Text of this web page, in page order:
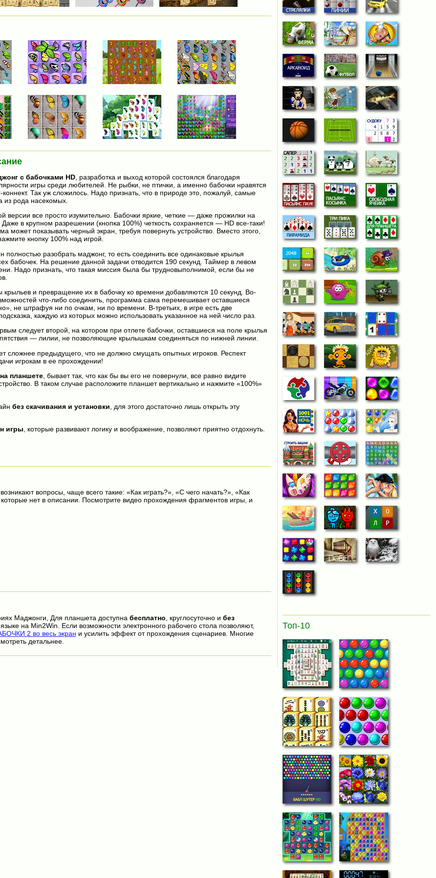
с бабочками HD, разработка и выход которой состоялся благодаря
игры среди любителей. Не рыбки, не птички, а именно бабочки нравятся
коннект. Так уж сложилось. Надо признать, что в природе это, пожалуй, самые
из рода насекомых.
версии все просто изумительно. Бабочки яркие, четкие — даже прожилки на
в крупном разрешении (кнопка 100%) четкость сохраняется — HD все-таки!
может показывать черный экран, требуя повернуть устройство. Вместо этого,
кнопку 100% над игрой.
разобрать маджонг, то есть соединить все одинаковые крылья
бабочек. На решение данной задачи отводится 190 секунд. Таймер в левом
Надо признать, что такая миссия была бы трудновыполнимой, если бы не
и превращение их в бабочку ко времени добавляются 10 секунд. Во-
что-либо соединить, программа сама перемешивает оставшиеся
не штрафуя ни по очкам, ни по времени. В-третьих, в игре есть две
каждую из которых можно использовать указанное на ней число раз.
следует второй, на котором при отлете бабочки, оставшиеся на поле крылья
— лилии, не позволяющие крылышкам соединяться по нижней линии.
предыдущего, что не должно смущать опытных игроков. Респект
игрокам в ее прохождении!
планшете, бывает так, что как бы вы его не повернули, все равно видите
В таком случае расположите планшет вертикально и нажмите «100%»
без скачивания и установки , для этого достаточно лишь открыть эту
игры , которые развивают логику и воображение, позволяют приятно отдохнуть.
вопросы, чаще всего такие: «Как играть?», «С чего начать?», «Как
которые нет в описании. Посмотрите видео прохождения фрагментов игры, и
Маджонги, Для планшета доступна бесплатно , круглосуточно и без
на Min2Win. Если возможности электронного рабочего стола позволяют,
2 во весь экран и усилить эффект от прохождения сценариев. Многие
детальнее.
Топ-10